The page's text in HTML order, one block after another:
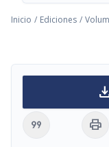
Inicio / Ediciones /
format_quote print